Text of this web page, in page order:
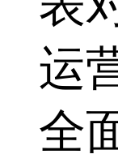
运
全